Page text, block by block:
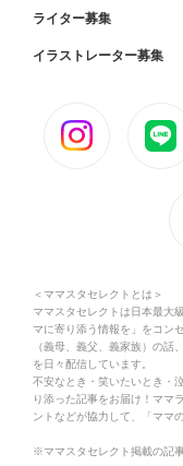
ライター募集
イラストレーター募集
＜ママスタセレクトとは＞
ママスタセレクトは日本最大
マに寄り添う情報を」をコン
（義母、義父、義家族）の
を日々配信しています。
不安なとき・笑いたいとき・
り添った記事をお届け！ママ
ントなどが協力して、「ママ
※ママスタセレクト掲載の記